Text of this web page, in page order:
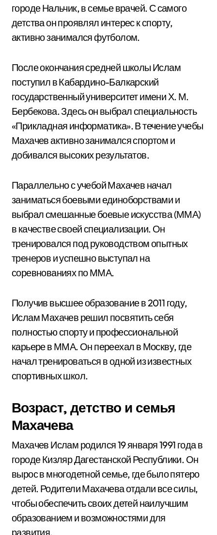
городе Нальчик, в семье врачей. С самого
детства он проявлял интерес к спорту,
активно занимался футболом.
После окончания средней школы Ислам
поступил в Кабардино-Балкарский
государственный университет имени Х. М.
Бербекова. Здесь он выбрал специальность
«Прикладная информатика». В течение учебы
Махачев активно занимался спортом и
добивался высоких результатов.
Параллельно с учебой Махачев начал
заниматься боевыми единоборствами и
выбрал смешанные боевые искусства (ММА)
в качестве своей специализации. Он
тренировался под руководством опытных
тренеров и успешно выступал на
соревнованиях по ММА.
Получив высшее образование в 2011 году,
Ислам Махачев решил посвятить себя
полностью спорту и профессиональной
карьере в ММА. Он переехал в Москву, где
начал тренироваться в одной из известных
спортивных школ.
Возраст, детство и семья
Махачева
Махачев Ислам родился 19 января 1991 года в
городе Кизляр Дагестанской Республики. Он
вырос в многодетной семье, где было пятеро
детей. Родители Махачева отдали все силы,
чтобы обеспечить своих детей наилучшим
образованием и возможностями для
развития.